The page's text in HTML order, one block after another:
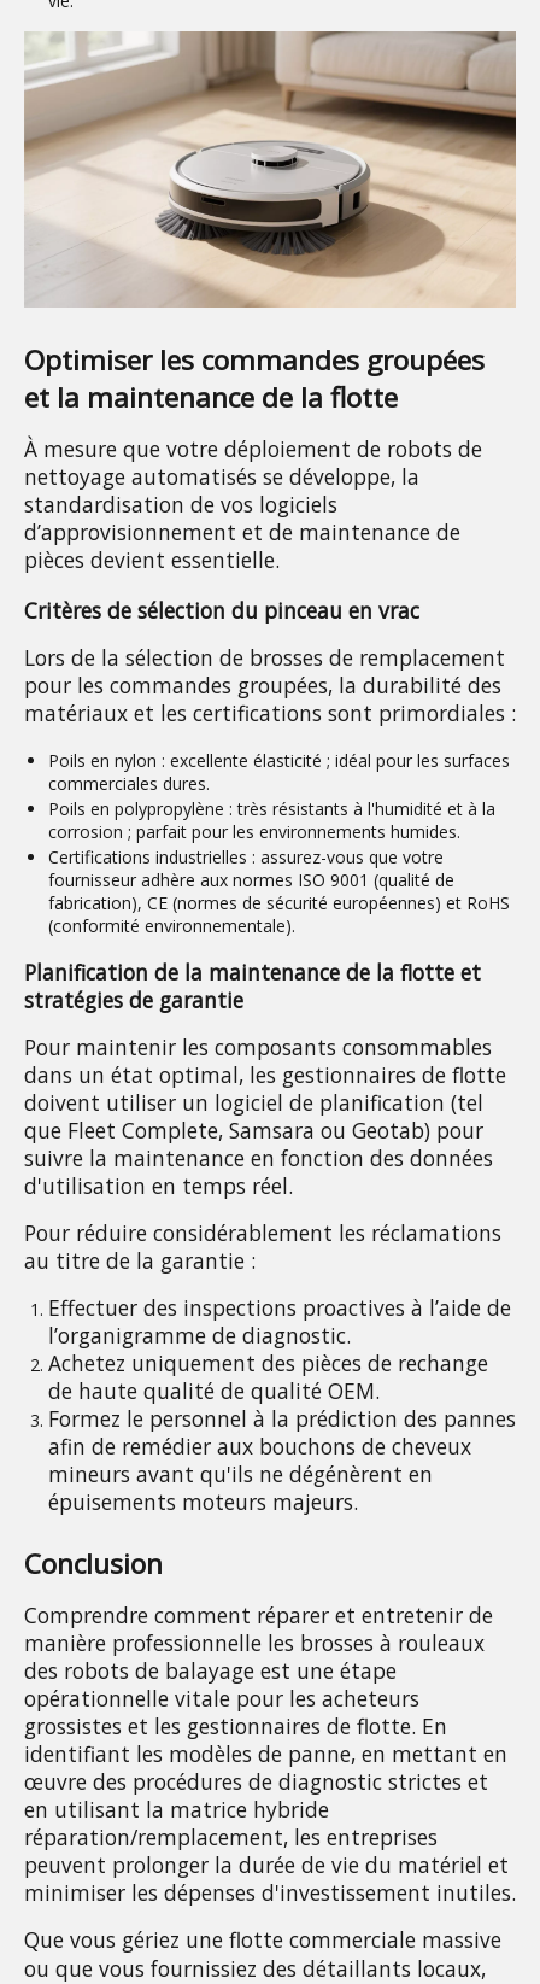
Optimiser les commandes groupées
et la maintenance de la flotte
À mesure que votre déploiement de robots de
nettoyage automatisés se développe, la
standardisation de vos logiciels
d’approvisionnement et de maintenance de
pièces devient essentielle.
Critères de sélection du pinceau en vrac
Lors de la sélection de brosses de remplacement
pour les commandes groupées, la durabilité des
matériaux et les certifications sont primordiales :
Poils en nylon : excellente élasticité ; idéal pour les surfaces
commerciales dures.
Poils en polypropylène :très résistants à l'humidité et à la
corrosion ; parfait pour les environnements humides.
Certifications industrielles : assurez-vous que votre
fournisseur adhère aux normes ISO 9001 (qualité de
fabrication), CE (normes de sécurité européennes) et RoHS
(conformité environnementale).
Planification de la maintenance de la flotte et
stratégies de garantie
Pour maintenir les composants consommables
dans un état optimal, les gestionnaires de flotte
doivent utiliser un logiciel de planification (tel
que Fleet Complete, Samsara ou Geotab) pour
suivre la maintenance en fonction des données
d'utilisation en temps réel.
Pour réduire considérablement les réclamations
au titre de la garantie :
Effectuer des inspections proactives à l’aide de
l’organigramme de diagnostic.
Achetez uniquement des pièces de rechange
de haute qualité de qualité OEM.
Formez le personnel à la prédiction des pannes
afin de remédier aux bouchons de cheveux
mineurs avant qu'ils ne dégénèrent en
épuisements moteurs majeurs.
Conclusion
Comprendre comment réparer et entretenir de
manière professionnelle les brosses à rouleaux
des robots de balayage est une étape
opérationnelle vitale pour les acheteurs
grossistes et les gestionnaires de flotte. En
identifiant les modèles de panne, en mettant en
œuvre des procédures de diagnostic strictes et
en utilisant la matrice hybride
réparation/remplacement, les entreprises
peuvent prolonger la durée de vie du matériel et
minimiser les dépenses d'investissement inutiles.
Que vous gériez une flotte commerciale massive
ou que vous fournissiez des détaillants locaux,